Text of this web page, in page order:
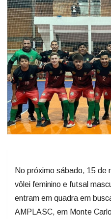
No próximo sábado, 15 de
vôlei feminino e futsal
entram em quadra em
AMPLASC, em Monte